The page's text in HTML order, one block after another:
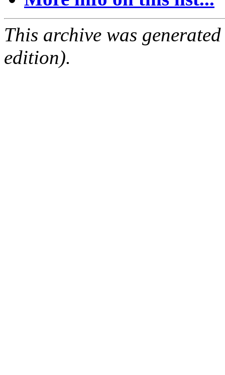
This archive was
edition).